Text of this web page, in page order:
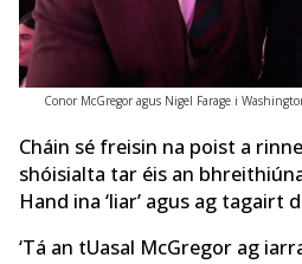
Conor McGregor agus Nigel Farage i
Cháin sé freisin na poist a
shóisialta tar éis an
Hand ina ‘liar’ agus ag tagairt
‘Tá an tUasal McGregor ag